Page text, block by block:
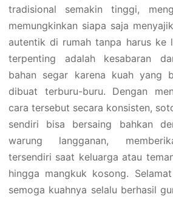
tradisional semakin tinggi,
memungkinkan siapa saja
autentik di rumah tanpa harus ke
terpenting adalah kesabaran
bahan segar karena kuah yang
dibuat terburu-buru. Dengan
cara tersebut secara konsisten,
sendiri bisa bersaing bahkan
warung langganan,
tersendiri saat keluarga atau
hingga mangkuk kosong.
semoga kuahnya selalu berhasil